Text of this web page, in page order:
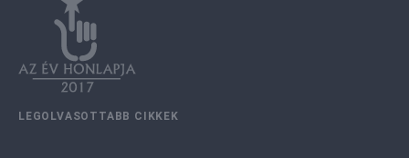
LEGOLVASOTTABB CIKKEK